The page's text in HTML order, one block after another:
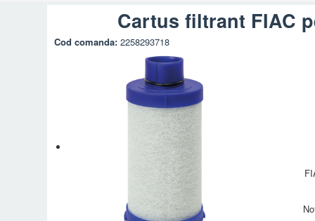
Cartus filtrant FIAC
Cod comanda:2258293718